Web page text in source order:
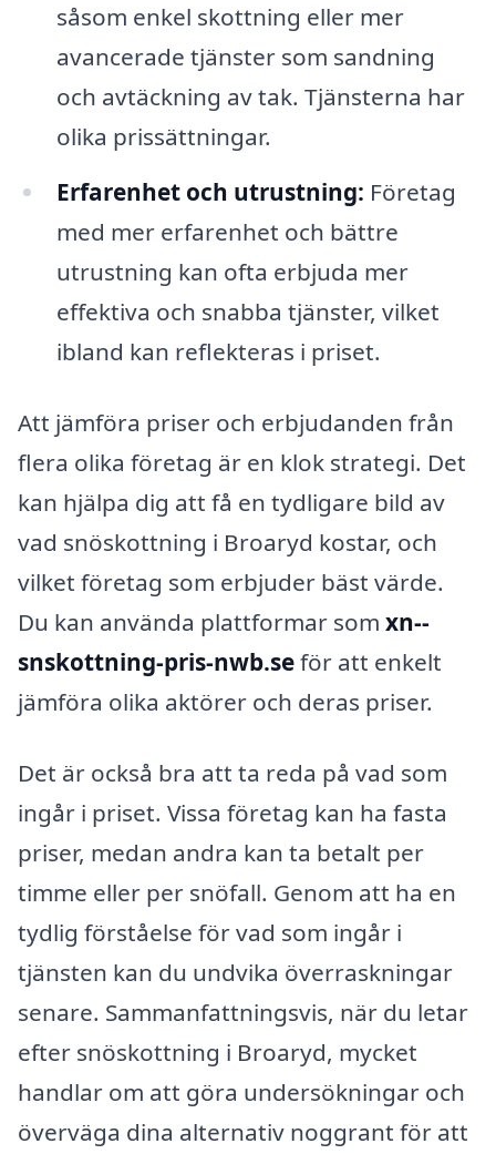
såsom enkel skottning eller mer
avancerade tjänster som sandning
och avtäckning av tak. Tjänsterna har
olika prissättningar.
Erfarenhet och utrustning: Företag
med mer erfarenhet och bättre
utrustning kan ofta erbjuda mer
effektiva och snabba tjänster, vilket
ibland kan reflekteras i priset.
Att jämföra priser och erbjudanden från
flera olika företag är en klok strategi. Det
kan hjälpa dig att få en tydligare bild av
vad snöskottning i Broaryd kostar, och
vilket företag som erbjuder bäst värde.
Du kan använda plattformar som xn--
snskottning-pris-nwb.seför att enkelt
jämföra olika aktörer och deras priser.
Det är också bra att ta reda på vad som
ingår i priset. Vissa företag kan ha fasta
priser, medan andra kan ta betalt per
timme eller per snöfall. Genom att ha en
tydlig förståelse för vad som ingår i
tjänsten kan du undvika överraskningar
senare. Sammanfattningsvis, när du letar
efter snöskottning i Broaryd, mycket
handlar om att göra undersökningar och
överväga dina alternativ noggrant för att